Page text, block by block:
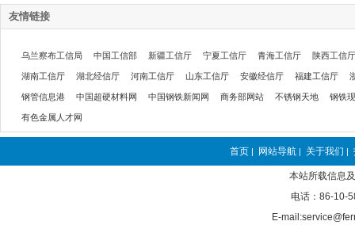
友情链接
乌兰察布工信局 中国工信部 新疆工信厅 宁夏工信厅 青海工信厅 陕西工信厅
湖南工信厅 湖北经信厅 河南工信厅 山东工信厅 安徽经信厅 福建工信厅
钢管信息港 中国超硬材料网 中国钢铁新闻网 商务部网站 不锈钢天地 钢铁
有色金属人才网
首页 | 网站导航 | 关于我们 |
本站所载信息
电话：86-10-
E-